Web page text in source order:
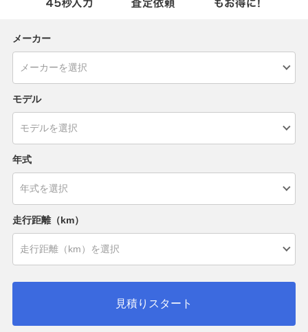
メーカー
モデル
年式
走行距離（km）
見積りスタート